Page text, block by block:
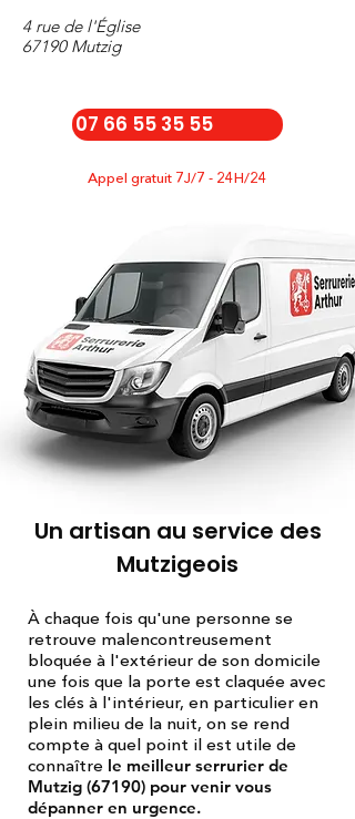
4 rue de l'Église
67190 Mutzig
07 66 55 35 55
Appel gratuit 7J/7 - 24H/24
Un artisan au service des
Mutzigeois
À chaque fois qu'une personne se
retrouve malencontreusement
bloquée à l'extérieur de son domicile
une fois que la porte est claquée avec
les clés à l'intérieur, en particulier en
plein milieu de la nuit, on se rend
compte à quel point il est utile de
connaître le meilleur serrurier de
Mutzig (67190) pour venir vous
dépanner en urgence.